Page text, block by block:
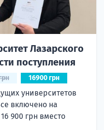
Лазарского
поступления
16900 грн
университетов
включено на
900 грн вместо